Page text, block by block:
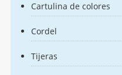
Cartulina de colores
Cordel
Tijeras